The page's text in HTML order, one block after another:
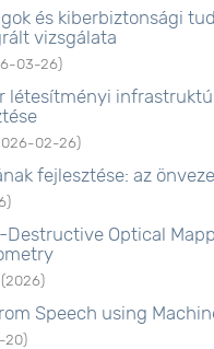
és kiberbiztonsági
vizsgálata
03-26)
létesítményi
02-26)
fejlesztése: az
)
Optical
(2026)
Speech using
20)